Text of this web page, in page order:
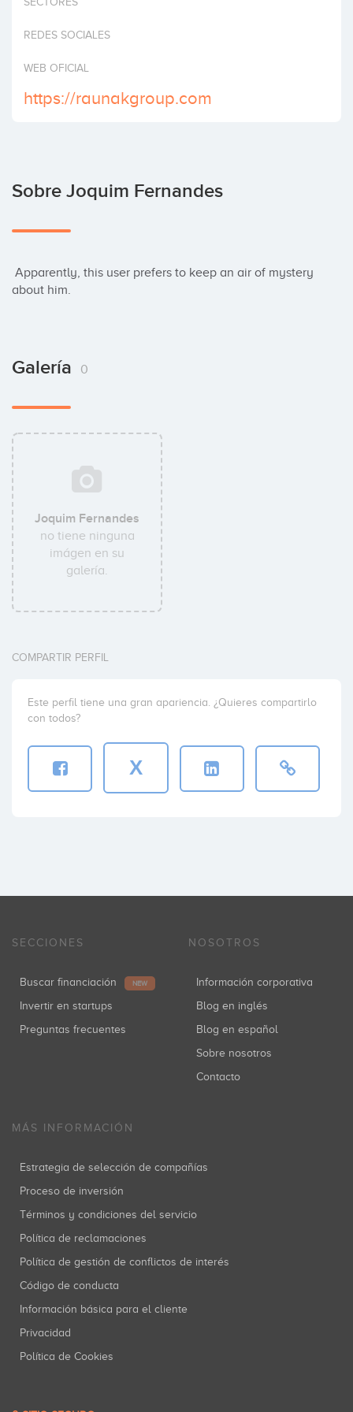
REDES SOCIALES
WEB OFICIAL
https://raunakgroup.com
Sobre Joquim Fernandes
about him.
Galería 0
Joquim Fernandes
no tiene ninguna
imágen en su
galería.
COMPARTIR PERFIL
Este perfil tiene una gran apariencia. ¿Quieres compartirlo
con todos?
X
SECCIONES
Buscar financiación NEW
Invertir en startups
Preguntas frecuentes
NOSOTROS
Información corporativa
Blog en inglés
Blog en español
Sobre nosotros
Contacto
MÁS INFORMACIÓN
Estrategia de selección de compañías
Proceso de inversión
Términos y condiciones del servicio
Política de reclamaciones
Política de gestión de conflictos de interés
Código de conducta
Información básica para el cliente
Privacidad
Política de Cookies